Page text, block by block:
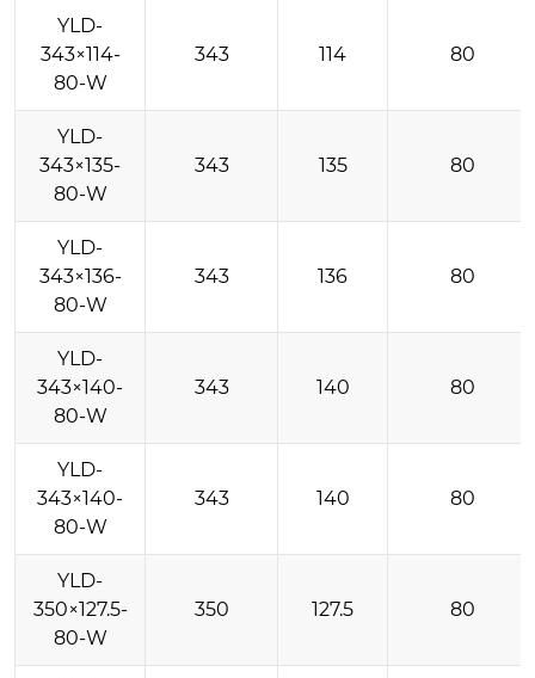
YLD-
343×114-
80-W
343 114 80
YLD-
343×135-
80-W
343 135 80
YLD-
343×136-
80-W
343 136 80
YLD-
343×140-
80-W
343 140 80
YLD-
343×140-
80-W
343 140 80
YLD-
350×127.5-
80-W
350 127.5 80